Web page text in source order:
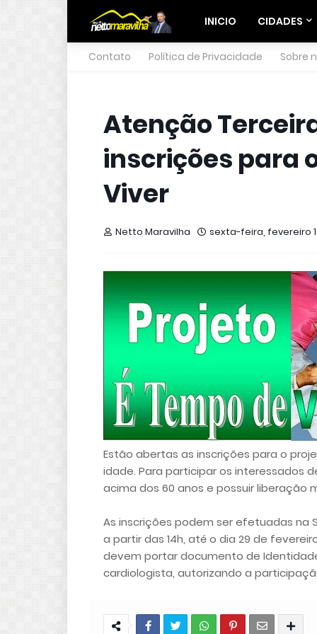
INICIO CIDADES
Contato Política de Privacidade Sobre
Atenção
inscrições para
Viver
Netto Maravilha sexta-feira, fevereiro
Estão abertas as inscrições para o
idade. Para participar os interessados
acima dos 60 anos e possuir liberação
As inscrições podem ser efetuadas na
a partir das 14h, até o dia 29 de
devem portar documento de
cardiologista, autorizando a